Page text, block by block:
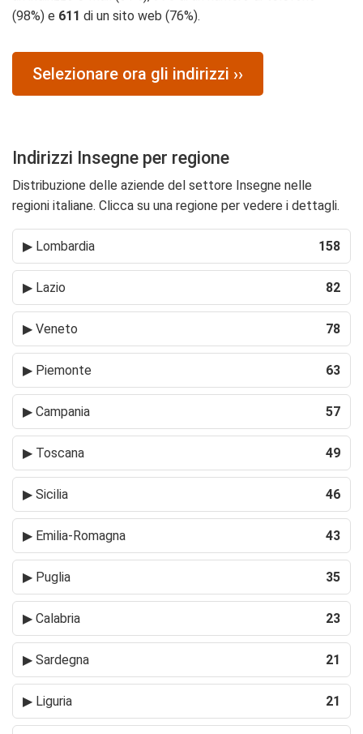
(98%) e 611 di un sito web (76%).
Selezionare ora gli indirizzi ››
Indirizzi Insegne per regione
Distribuzione delle aziende del settore Insegne nelle
regioni italiane. Clicca su una regione per vedere i dettagli.
▶ Lombardia 158
▶ Lazio 82
▶ Veneto 78
▶ Piemonte 63
▶ Campania 57
▶ Toscana 49
▶ Sicilia 46
▶ Emilia-Romagna 43
▶ Puglia 35
▶ Calabria 23
▶ Sardegna 21
▶ Liguria 21